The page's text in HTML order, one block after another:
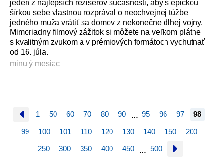
jeden z najlepších režisérov súčasnosti, aby s epickou
šírkou sebe vlastnou rozprával o neochvejnej túžbe
jedného muža vrátiť sa domov z nekonečne dlhej vojny.
Mimoriadny filmový zážitok si môžete na veľkom plátne
s kvalitným zvukom a v prémiových formátoch vychutnať
od 16. júla.
minulý mesiac
1 50 60 70 80 90 … 95 96 97 98
99 100 101 110 120 130 140 150 200
250 300 350 400 450 … 500